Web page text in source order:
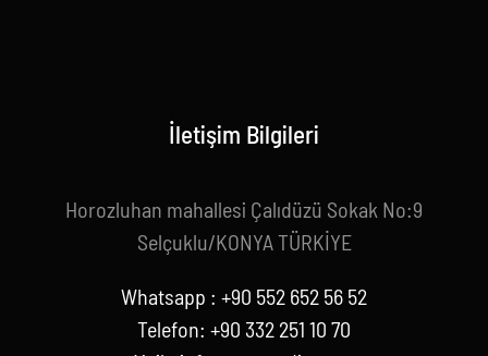
İletişim Bilgileri
Horozluhan mahallesi Çalıdüzü Sokak No:9
Selçuklu/KONYA TÜRKİYE
Whatsapp : +90 552 652 56 52
Telefon: +90 332 251 10 70